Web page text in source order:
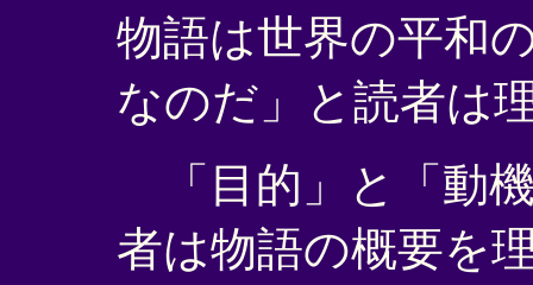
物語は世界の平和
なのだ」と読者は
「目的」と「動
者は物語の概要を